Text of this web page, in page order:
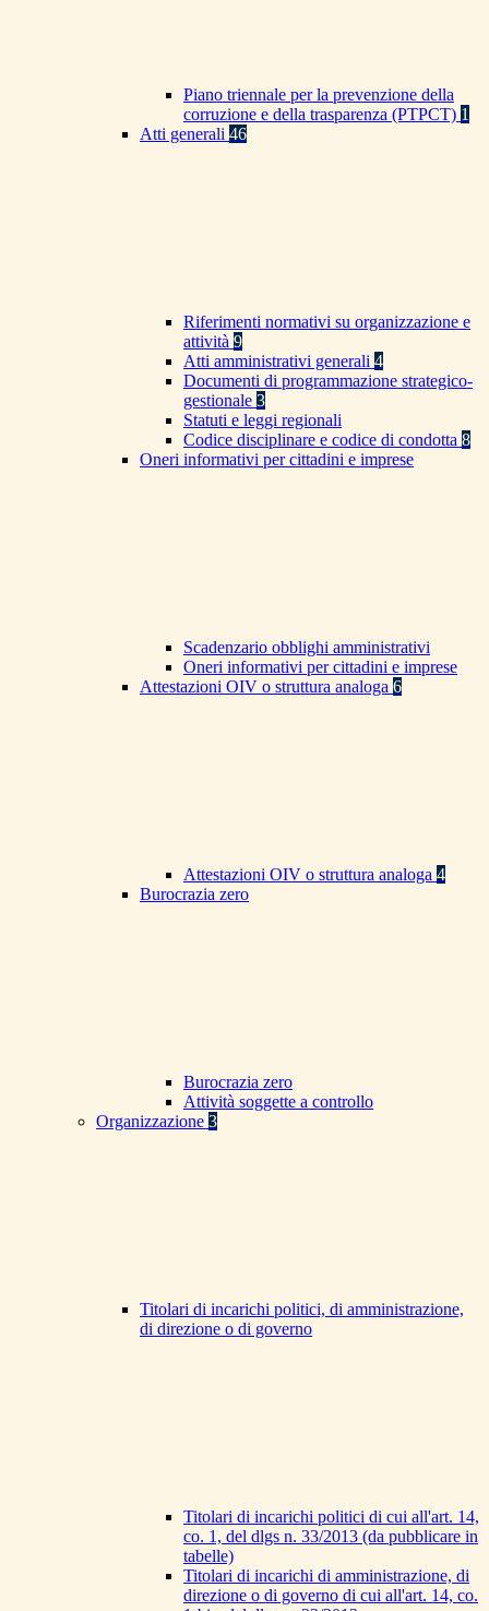
Piano triennale per la prevenzione della
corruzione e della trasparenza (PTPCT) 1
Atti generali 46
Riferimenti normativi su organizzazione e
attività 9
Atti amministrativi generali 4
Documenti di programmazione strategico-
gestionale 3
Statuti e leggi regionali
Codice disciplinare e codice di condotta 8
Oneri informativi per cittadini e imprese
Scadenzario obblighi amministrativi
Oneri informativi per cittadini e imprese
Attestazioni OIV o struttura analoga 6
Attestazioni OIV o struttura analoga 4
Burocrazia zero
Burocrazia zero
Attività soggette a controllo
Organizzazione 3
Titolari di incarichi politici, di amministrazione,
di direzione o di governo
Titolari di incarichi politici di cui all'art. 14,
co. 1, del dlgs n. 33/2013 (da pubblicare in
tabelle)
Titolari di incarichi di amministrazione, di
direzione o di governo di cui all'art. 14, co.